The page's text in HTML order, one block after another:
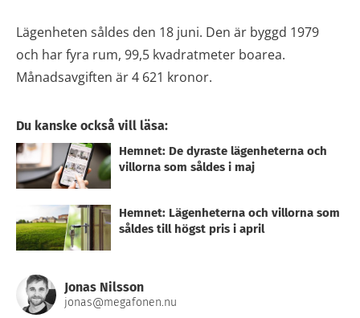
Lägenheten såldes den 18 juni. Den är byggd 1979
och har fyra rum, 99,5 kvadratmeter boarea.
Månadsavgiften är 4 621 kronor.
Du kanske också vill läsa:
Hemnet: De dyraste lägenheterna och
villorna som såldes i maj
Hemnet: Lägenheterna och villorna som
såldes till högst pris i april
Jonas Nilsson
jonas@megafonen.nu